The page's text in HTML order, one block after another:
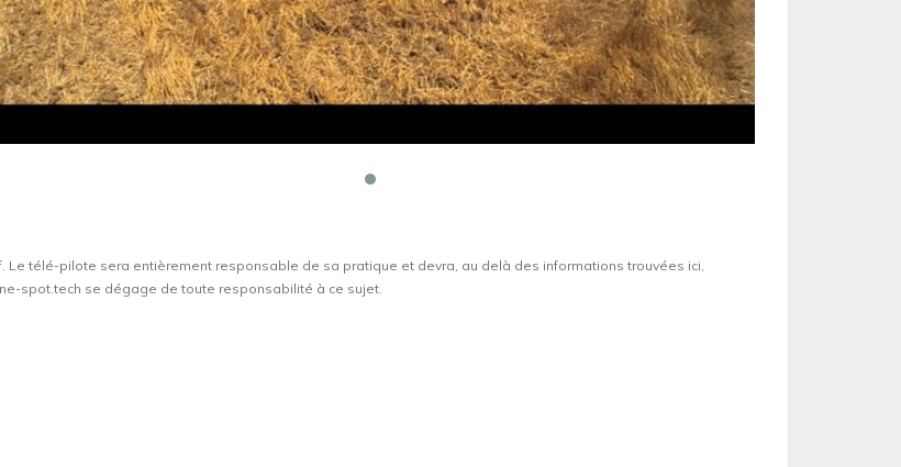
Le télé-pilote sera entièrement responsable de sa pratique et devra, au delà des informations trouvées ici,
spot.tech se dégage de toute responsabilité à ce sujet.